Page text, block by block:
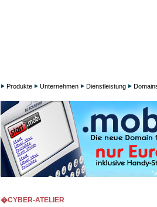
Produkte Unternehmen Dienstleistung
�CYBER-ATELIER